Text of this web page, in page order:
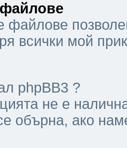
файлове
всички мой
phpBB3 ?
не е
обърна, ако